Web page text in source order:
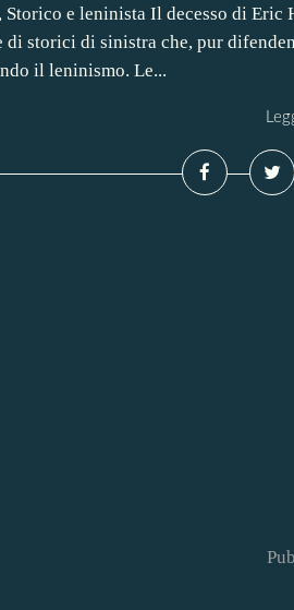
Storico e leninista Il decesso di
di storici di sinistra che, pur
il leninismo. Le...